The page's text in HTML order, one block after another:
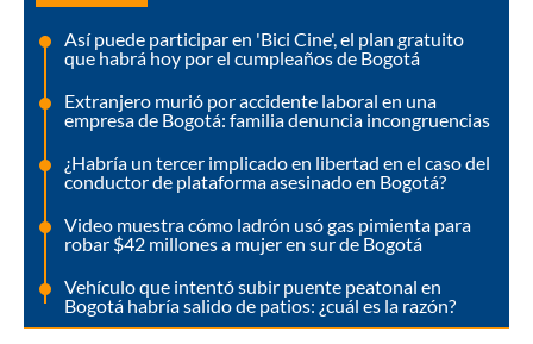
Así puede participar en 'Bici Cine', el plan gratuito
que habrá hoy por el cumpleaños de Bogotá
Extranjero murió por accidente laboral en una
empresa de Bogotá: familia denuncia incongruencias
¿Habría un tercer implicado en libertad en el caso del
conductor de plataforma asesinado en Bogotá?
Video muestra cómo ladrón usó gas pimienta para
robar $42 millones a mujer en sur de Bogotá
Vehículo que intentó subir puente peatonal en
Bogotá habría salido de patios: ¿cuál es la razón?